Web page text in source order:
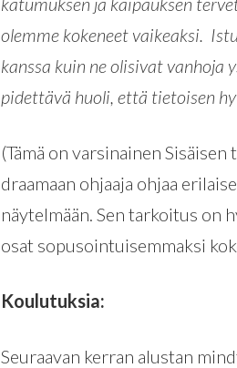
olemme kokeneet vaikeaksi.
kanssa kuin ne olisivat vanhoja
pidettävä huoli, että tietoisen
(Tämä on varsinainen
draamaan ohjaaja ohjaa
näytelmään. Sen tarkoitus on
osat sopusointuisemmaksi
Koulutuksia:
Seuraavan kerran alustan